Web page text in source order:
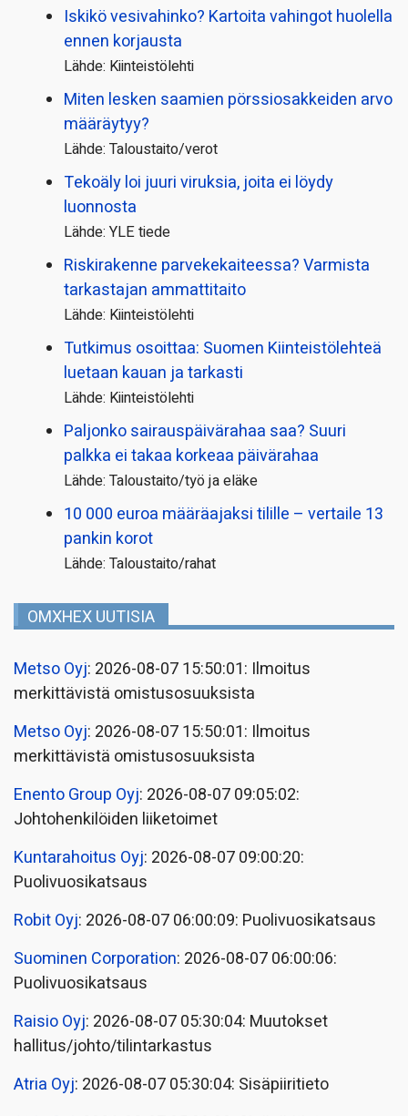
Iskikö vesivahinko? Kartoita vahingot huolella
ennen korjausta
Lähde: Kiinteistölehti
Miten lesken saamien pörssi­osakkeiden arvo
määräytyy?
Lähde: Taloustaito/verot
Tekoäly loi juuri viruksia, joita ei löydy
luonnosta
Lähde: YLE tiede
Riskirakenne parvekekaiteessa? Varmista
tarkastajan ammattitaito
Lähde: Kiinteistölehti
Tutkimus osoittaa: Suomen Kiinteistölehteä
luetaan kauan ja tarkasti
Lähde: Kiinteistölehti
Paljonko sairauspäivä­rahaa saa? Suuri
palkka ei takaa korkeaa päivärahaa
Lähde: Taloustaito/työ ja eläke
10 000 euroa määräajaksi tilille – vertaile 13
pankin korot
Lähde: Taloustaito/rahat
OMXHEX UUTISIA
Metso Oyj: 2026-08-07 15:50:01: Ilmoitus
merkittävistä omistusosuuksista
Metso Oyj: 2026-08-07 15:50:01: Ilmoitus
merkittävistä omistusosuuksista
Enento Group Oyj: 2026-08-07 09:05:02:
Johtohenkilöiden liiketoimet
Kuntarahoitus Oyj: 2026-08-07 09:00:20:
Puolivuosikatsaus
Robit Oyj: 2026-08-07 06:00:09: Puolivuosikatsaus
Suominen Corporation: 2026-08-07 06:00:06:
Puolivuosikatsaus
Raisio Oyj: 2026-08-07 05:30:04: Muutokset
hallitus/johto/tilintarkastus
Atria Oyj: 2026-08-07 05:30:04: Sisäpiiritieto